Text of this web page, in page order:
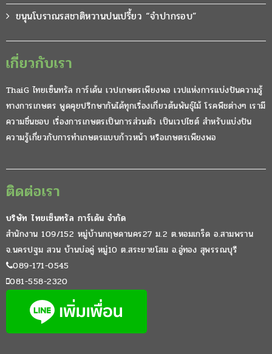
ขนุนโบราณรสชาติหวานปนเปรี้ยว “จำปากรอบ”
เกี่ยวกับเรา
ThaiG ไทยเซ็นทรัล การ์เด้น เวปเกษตรเพียงพอ เวปแห่งการแบ่งปันความรู้
ทางการเกษตร พูดคุยปรึกษากันได้ทุกเรื่องเกี่ยวต้นพันธุ์ไม้ โรคพืชต่างๆ เรามี
ความชื่นชอบ เรื่องการเกษตรเป็นการส่วนตัว เป็นเวปไซต์ สำหรับแบ่งปัน
ความรู้เกี่ยวกับการทำเกษตรแบบก้าวหน้า หรือเกษตรเพียงพอ
ติดต่อเรา
บริษัท ไทยเซ็นทรัล การ์เด้น จำกัด
สำนักงาน 109/152 หมู่บ้านกฤษดานคร27 ม.2 ต.หอมเกร็ด อ.สามพราน
จ.นครปฐม สวน บ้านบ่อคู่ หมู่10 ต.สระยายโสม อ.อู่ทอง สุพรรณบุรี
089-171-0545
081-558-2320